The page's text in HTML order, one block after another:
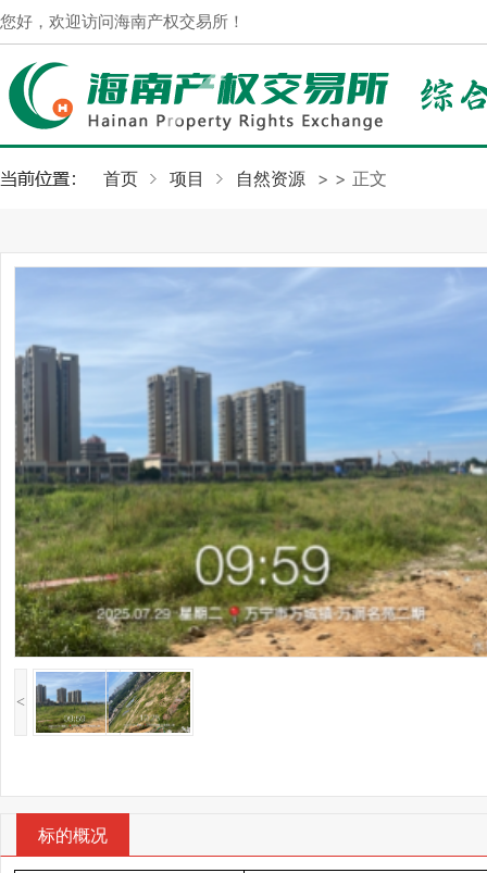
您好，欢迎访问海南产权交易所！
首页 项目 >
自然资源 > 正文
<
标的概况